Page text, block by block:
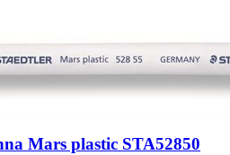
Mars plastic STA52850